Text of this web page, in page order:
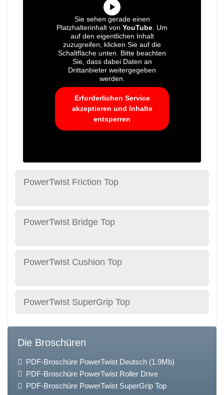
Sie sehen gerade einen
Platzhalterinhalt von YouTube . Um
auf den eigentlichen Inhalt
zuzugreifen, klicken Sie auf die
Schaltfläche unten. Bitte beachten
Sie, dass dabei Daten an
Drittanbieter weitergegeben
werden.
Erforderlichen Service
akzeptieren und Inhalte
entsperren
PowerTwist Friction Top
PowerTwist Bridge Top
PowerTwist Cushion Top
PowerTwist SuperGrip Top
Die Broschüren
PDF-Broschüre PowerTwist Deutsch (1.9Mb)
PDF-Broschüre PowerTwist Roller Drive
PDF-Broschüre PowerTwist SuperGrip Top